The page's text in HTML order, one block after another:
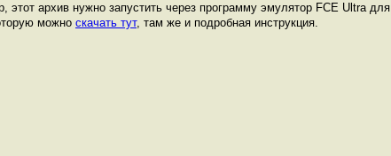
этот архив нужно запустить через программу эмулятор FCE Ultra для
можно скачать тут, там же и подробная инструкция.